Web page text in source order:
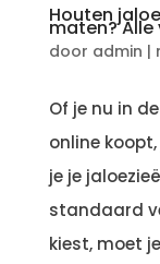
Houten
maten?
door admin |
Of je nu in
online
je je
standaard
kiest, moet